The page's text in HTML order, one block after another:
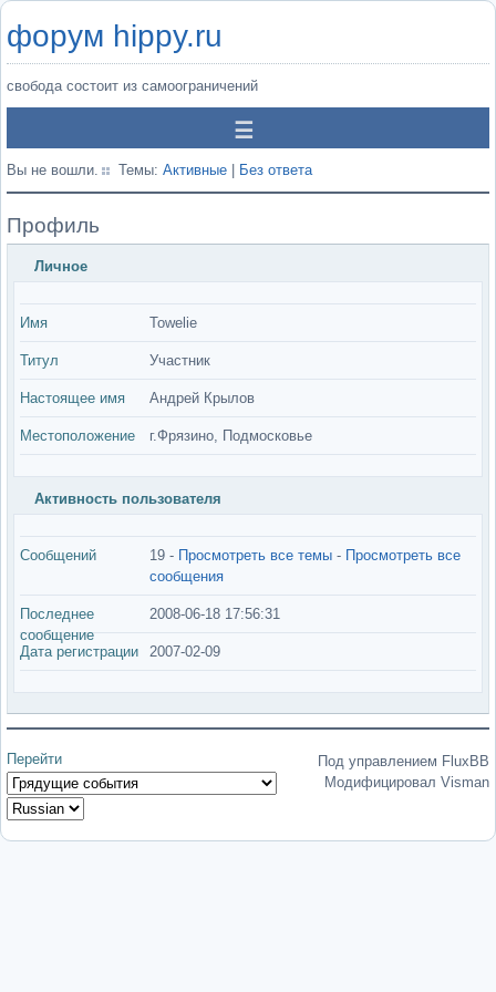
форум hippy.ru
свобода состоит из самоограничений
Вы не вошли. Темы: Активные Без ответа
Профиль
Личное
Имя Towelie
Титул Участник
Настоящее имя Андрей Крылов
Местоположение г.Фрязино, Подмосковье
Активность пользователя
Сообщений 19 - Просмотреть все темы - Просмотреть все
сообщения
Последнее
сообщение
2008-06-18 17:56:31
Дата регистрации 2007-02-09
Перейти
Под управлением FluxBB
Модифицировал Visman